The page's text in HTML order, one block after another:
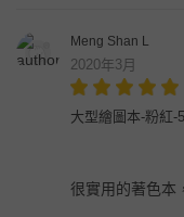
Meng Shan L
2020年3月
大型繪圖本-粉紅-
很實用的著色本